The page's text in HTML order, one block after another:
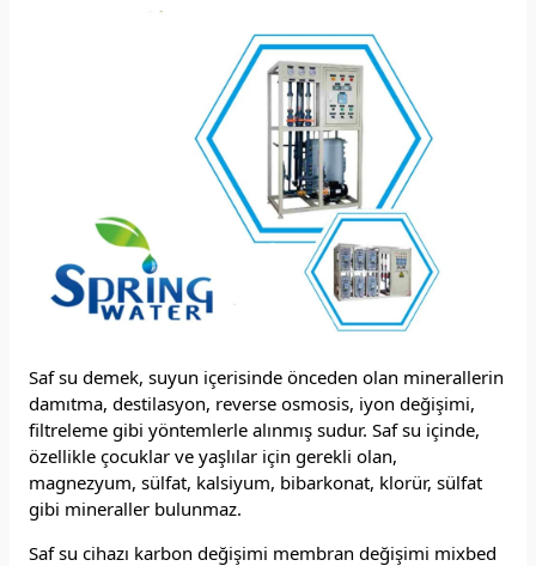
Saf su demek, suyun içerisinde önceden olan minerallerin
damıtma, destilasyon, reverse osmosis, iyon değişimi,
filtreleme gibi yöntemlerle alınmış sudur. Saf su içinde,
özellikle çocuklar ve yaşlılar için gerekli olan,
magnezyum, sülfat, kalsiyum, bibarkonat, klorür, sülfat
gibi mineraller bulunmaz.
Saf su cihazı karbon değişimi membran değişimi mixbed